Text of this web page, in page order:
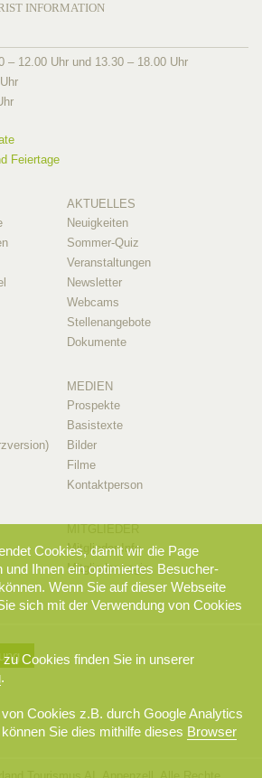
INFORMATION
– 12.00 Uhr und 13.30 – 18.00 Uhr
Feiertage
AKTUELLES
Neuigkeiten
Sommer-Quiz
Veranstaltungen
Newsletter
Webcams
Stellenangebote
Dokumente
MEDIEN
Prospekte
Basistexte
Bilder
Filme
Kontaktperson
Mitglieder-Info
Mitglieder-Login
Cookies, damit wir die Page
und Ihnen ein optimiertes Besucher-
Wenn Sie auf dieser Webseite
sich mit der Verwendung von Cookies
Cookies finden Sie in unserer
.
Cookies z.B. durch Google Analytics
Sie dies mithilfe dieses Browser